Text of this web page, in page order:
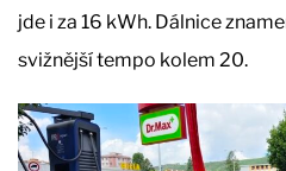
jde i za 16 kWh. Dálnice
svižnější tempo kolem 20.